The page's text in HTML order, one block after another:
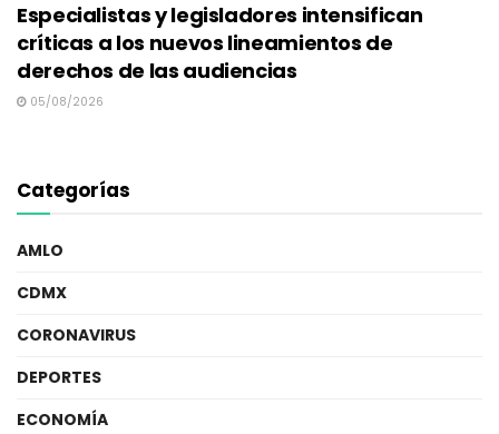
Especialistas y legisladores intensifican
críticas a los nuevos lineamientos de
derechos de las audiencias
05/08/2026
Categorías
AMLO
CDMX
CORONAVIRUS
DEPORTES
ECONOMÍA